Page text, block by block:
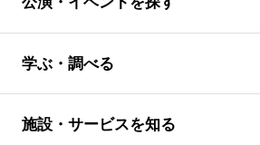
学ぶ・調べる
施設・サービスを知る